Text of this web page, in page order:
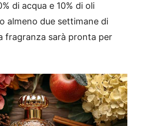
di acqua e 10% di oli
almeno due settimane di
fragranza sarà pronta per